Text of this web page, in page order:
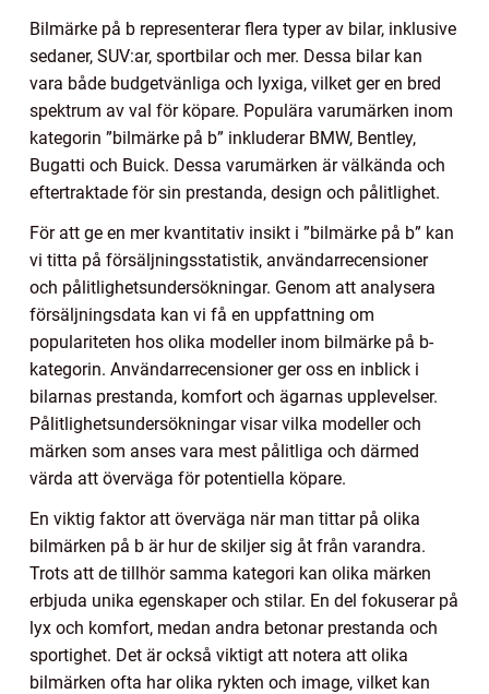
Bilmärke på b representerar flera typer av bilar, inklusive
sedaner, SUV:ar, sportbilar och mer. Dessa bilar kan
vara både budgetvänliga och lyxiga, vilket ger en bred
spektrum av val för köpare. Populära varumärken inom
kategorin ”bilmärke på b” inkluderar BMW, Bentley,
Bugatti och Buick. Dessa varumärken är välkända och
eftertraktade för sin prestanda, design och pålitlighet.
För att ge en mer kvantitativ insikt i ”bilmärke på b” kan
vi titta på försäljningsstatistik, användarrecensioner
och pålitlighetsundersökningar. Genom att analysera
försäljningsdata kan vi få en uppfattning om
populariteten hos olika modeller inom bilmärke på b-
kategorin. Användarrecensioner ger oss en inblick i
bilarnas prestanda, komfort och ägarnas upplevelser.
Pålitlighetsundersökningar visar vilka modeller och
märken som anses vara mest pålitliga och därmed
värda att överväga för potentiella köpare.
En viktig faktor att överväga när man tittar på olika
bilmärken på b är hur de skiljer sig åt från varandra.
Trots att de tillhör samma kategori kan olika märken
erbjuda unika egenskaper och stilar. En del fokuserar på
lyx och komfort, medan andra betonar prestanda och
sportighet. Det är också viktigt att notera att olika
bilmärken ofta har olika rykten och image, vilket kan